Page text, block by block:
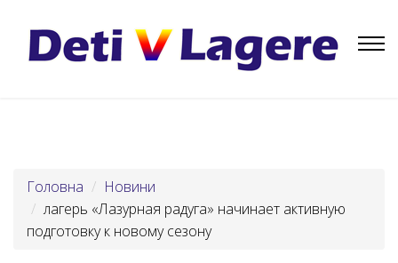
Головна
Новини
лагерь «Лазурная радуга» начинает активную
подготовку к новому сезону